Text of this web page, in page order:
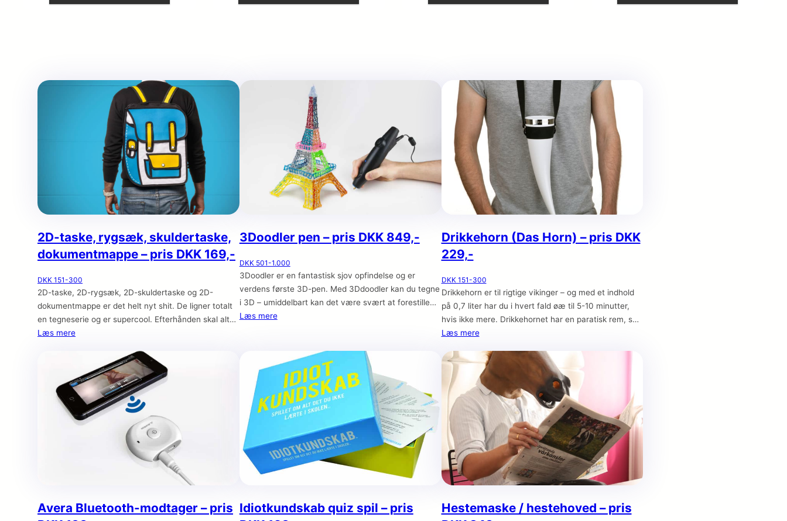
2D-taske, rygsæk, skuldertaske,
dokumentmappe – pris DKK 169,-
DKK 151-300
2D-taske, 2D-rygsæk, 2D-skuldertaske og 2D-
dokumentmappe er det helt nyt shit. De ligner totalt
en tegneserie og er supercool. Efterhånden skal alt
være 3D, nu hvor teknologien er blevet så billig, at vi
dem i julegave) – se blot 3Doodler pennen, som kan
Læs mere
3Doodler pen – pris DKK 849,-
DKK 501-1.000
3Doodler er en fantastisk sjov opfindelse og er
verdens første 3D-pen. Med 3Ddoodler kan du tegne
i 3D – umiddelbart kan det være svært at forestille
sig, hvordan det kan lade sig gøre, da man jo normalt
Læs mere
Drikkehorn (Das Horn) – pris DKK
229,-
DKK 151-300
Drikkehorn er til rigtige vikinger – og med et indhold
på 0,7 liter har du i hvert fald øæ til 5-10 minutter,
hvis ikke mere. Drikkehornet har en paratisk rem, så
du kan bære det om halsen.
Læs mere
Avera Bluetooth-modtager – pris Idiotkundskab quiz spil – pris
Hestemaske / hestehoved – pris